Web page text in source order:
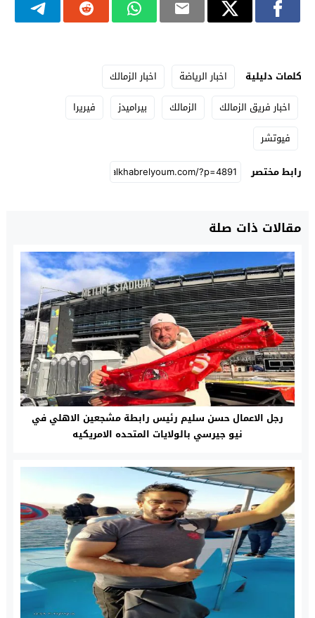
كلمات دليلية اخبار الرياضة
اخبار الزمالك
اخبار فريق الزمالك
الزمالك بيراميدز
فيريرا
فيوتشر
رابط مختصر
مقالات ذات صلة
رجل الاعمال حسن سليم رئيس رابطة مشجعين الاهلي في
نيو جيرسي بالولايات المتحده الامريكيه